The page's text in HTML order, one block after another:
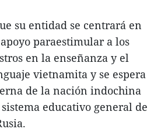
su entidad se centrará en
paraestimular a los
en la enseñanza y el
vietnamita y se espera
de la nación indochina
educativo general de